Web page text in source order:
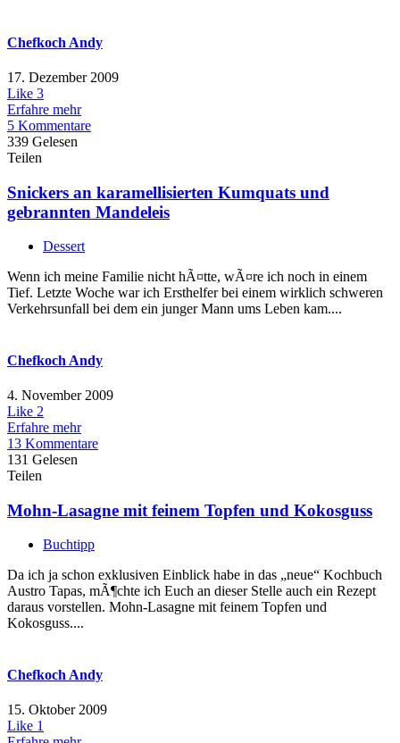
Chefkoch Andy
17. Dezember 2009
Like 3
Erfahre mehr
5 Kommentare
339 Gelesen
Teilen
Snickers an karamellisierten Kumquats und
gebrannten Mandeleis
Dessert
Wenn ich meine Familie nicht hÃ¤tte, wÃ¤re ich noch in einem
Tief. Letzte Woche war ich Ersthelfer bei einem wirklich schweren
Verkehrsunfall bei dem ein junger Mann ums Leben kam....
Chefkoch Andy
4. November 2009
Like 2
Erfahre mehr
13 Kommentare
131 Gelesen
Teilen
Mohn-Lasagne mit feinem Topfen und Kokosguss
Buchtipp
Da ich ja schon exklusiven Einblick habe in das „neue“ Kochbuch
Austro Tapas, mÃ¶chte ich Euch an dieser Stelle auch ein Rezept
daraus vorstellen. Mohn-Lasagne mit feinem Topfen und
Kokosguss....
Chefkoch Andy
15. Oktober 2009
Like 1